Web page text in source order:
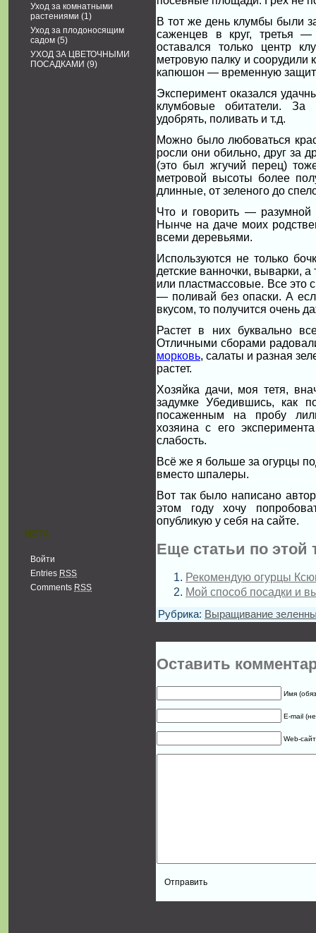
Уход за комнатными
растениями (1)
Уход за плодоносящим
садом (5)
УХОД ЗА ЦВЕТОЧНЫМИ
ПОСАДКАМИ (9)
МЕТА
Войти
Entries RSS
Comments RSS
В тот же день клумбы были
саженцев в круг, третья
оставался только центр
метровую палку и
капюшон — временную
Эксперимент оказался
клумбовые обитатели.
удобрять, поливать и т.д.
Можно было любоваться
росли они обильно, друг за
(это был жгучий перец)
метровой высоты более
длинные, от зеленого до
Что и говорить — разумной
Нынче на даче моих
всеми деревьями.
Используются не только
детские ванночки, выварки,
или пластмассовые. Все это
— поливай без опаски. А
вкусом, то получится очень
Растет в них буквально
Отличными сборами
морковь, салаты и разная
растет.
Хозяйка дачи, моя тетя,
задумке Убедившись, как
посаженным на пробу
хозяина с его
слабость.
Всё же я больше за огурцы
вместо шпалеры.
Вот так было написано
этом году хочу
опубликую у себя на сайте.
Еще статьи по этой
Рекомендую огурцы
Мой способ посадки и
Рубрика: Выращивание
Оставить
Имя
E-mail
Web-сайт